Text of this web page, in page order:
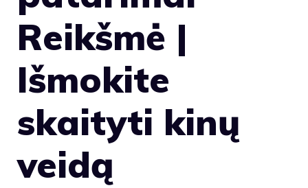
Reikšmė |
Išmokite
skaityti kinų
veidą